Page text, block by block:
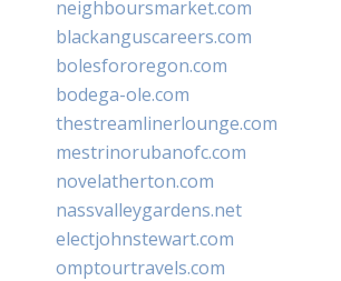
neighboursmarket.com
blackanguscareers.com
bolesfororegon.com
bodega-ole.com
thestreamlinerlounge.com
mestrinorubanofc.com
novelatherton.com
nassvalleygardens.net
electjohnstewart.com
omptourtravels.com